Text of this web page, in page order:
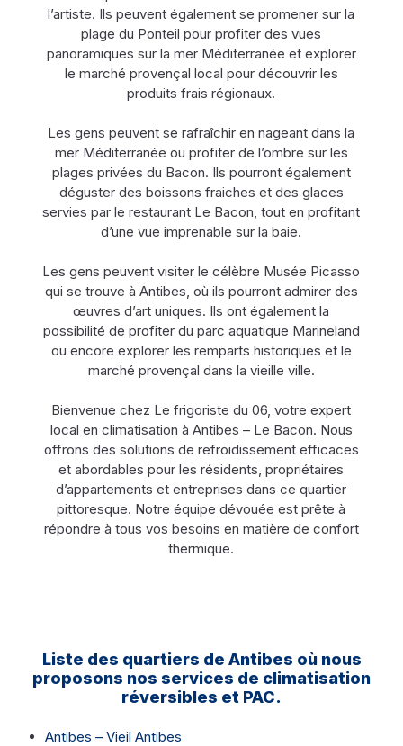
l’artiste. Ils peuvent également se promener sur la
plage du Ponteil pour profiter des vues
panoramiques sur la mer Méditerranée et explorer
le marché provençal local pour découvrir les
produits frais régionaux.
Les gens peuvent se rafraîchir en nageant dans la
mer Méditerranée ou profiter de l’ombre sur les
plages privées du Bacon. Ils pourront également
déguster des boissons fraiches et des glaces
servies par le restaurant Le Bacon, tout en profitant
d’une vue imprenable sur la baie.
Les gens peuvent visiter le célèbre Musée Picasso
qui se trouve à Antibes, où ils pourront admirer des
œuvres d’art uniques. Ils ont également la
possibilité de profiter du parc aquatique Marineland
ou encore explorer les remparts historiques et le
marché provençal dans la vieille ville.
Bienvenue chez Le frigoriste du 06, votre expert
local en climatisation à Antibes – Le Bacon. Nous
offrons des solutions de refroidissement efficaces
et abordables pour les résidents, propriétaires
d’appartements et entreprises dans ce quartier
pittoresque. Notre équipe dévouée est prête à
répondre à tous vos besoins en matière de confort
thermique.
Liste des quartiers de Antibes où nous
proposons nos services de climatisation
réversibles et PAC.
Antibes – Vieil Antibes